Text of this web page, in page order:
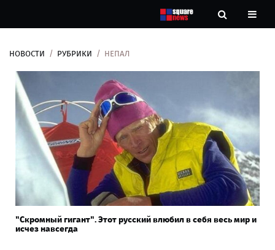
Рубрики
Контакты
нас
НОВОСТИ РУБРИКИ НЕПАЛ
"Скромный гигант". Этот русский влюбил в себя весь мир и
исчез навсегда